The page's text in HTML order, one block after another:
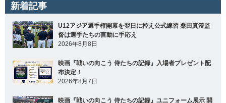
新着記事
U12アジア選手権開幕を翌日に控え公式練習 桑田真澄監
督は選手たちの言動に手応え
2026年8月8日
映画『戦いの向こう 侍たちの記録』入場者プレゼント配
布決定！
2026年8月7日
映画『戦いの向こう 侍たちの記録』ユニフォーム展示 開